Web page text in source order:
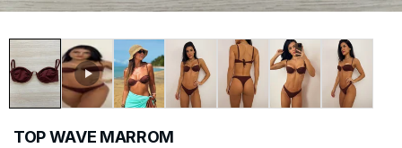
TOP WAVE MARROM